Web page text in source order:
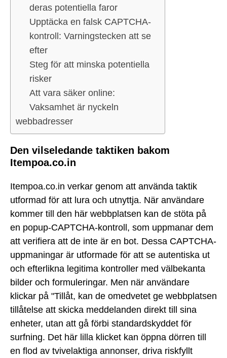
deras potentiella faror
Upptäcka en falsk CAPTCHA-
kontroll: Varningstecken att se
efter
Steg för att minska potentiella
risker
Att vara säker online:
Vaksamhet är nyckeln
webbadresser
Den vilseledande taktiken bakom
Itempoa.co.in
Itempoa.co.in verkar genom att använda taktik
utformad för att lura och utnyttja. När användare
kommer till den här webbplatsen kan de stöta på
en popup-CAPTCHA-kontroll, som uppmanar dem
att verifiera att de inte är en bot. Dessa CAPTCHA-
uppmaningar är utformade för att se autentiska ut
och efterlikna legitima kontroller med välbekanta
bilder och formuleringar. Men när användare
klickar på "Tillåt, kan de omedvetet ge webbplatsen
tillåtelse att skicka meddelanden direkt till sina
enheter, utan att gå förbi standardskyddet för
surfning. Det här lilla klicket kan öppna dörren till
en flod av tvivelaktiga annonser, driva riskfyllt